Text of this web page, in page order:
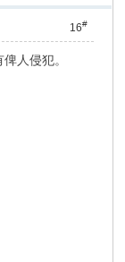
16#
人侵犯。